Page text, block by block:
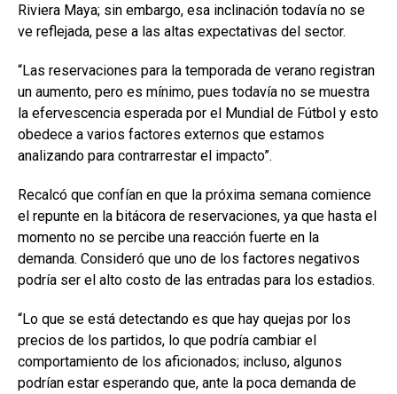
Riviera Maya; sin embargo, esa inclinación todavía no se
ve reflejada, pese a las altas expectativas del sector.
“Las reservaciones para la temporada de verano registran
un aumento, pero es mínimo, pues todavía no se muestra
la efervescencia esperada por el Mundial de Fútbol y esto
obedece a varios factores externos que estamos
analizando para contrarrestar el impacto”.
Recalcó que confían en que la próxima semana comience
el repunte en la bitácora de reservaciones, ya que hasta el
momento no se percibe una reacción fuerte en la
demanda. Consideró que uno de los factores negativos
podría ser el alto costo de las entradas para los estadios.
“Lo que se está detectando es que hay quejas por los
precios de los partidos, lo que podría cambiar el
comportamiento de los aficionados; incluso, algunos
podrían estar esperando que, ante la poca demanda de